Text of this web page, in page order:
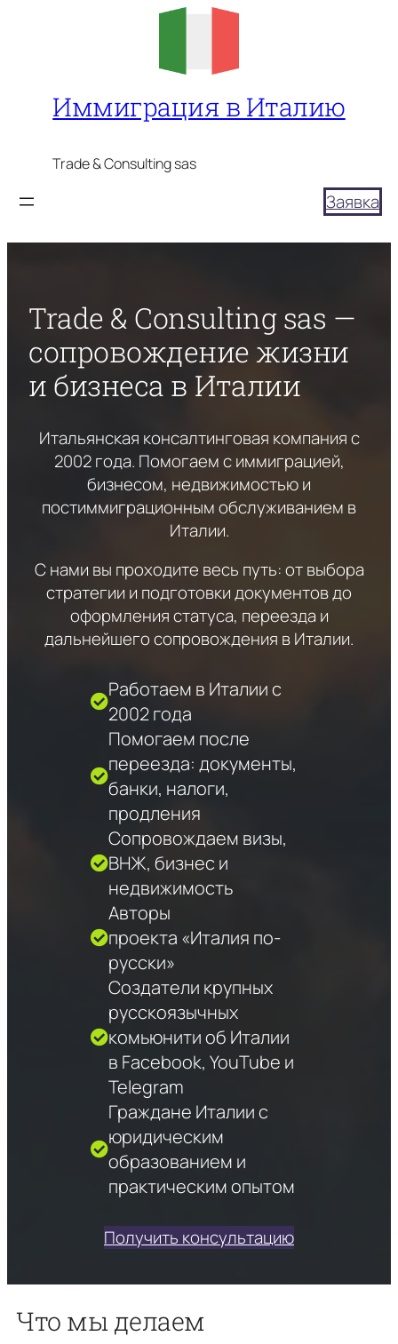
Иммиграция в Италию
Trade & Consulting sas
Заявка
Trade & Consulting sas —
сопровождение жизни
и бизнеса в Италии
Итальянская консалтинговая компания с
2002 года. Помогаем с иммиграцией,
бизнесом, недвижимостью и
постиммиграционным обслуживанием в
Италии.
С нами вы проходите весь путь: от выбора
стратегии и подготовки документов до
оформления статуса, переезда и
дальнейшего сопровождения в Италии.
Работаем в Италии с
2002 года
Помогаем после
переезда: документы,
банки, налоги,
продления
Сопровождаем визы,
ВНЖ, бизнес и
недвижимость
Авторы
проекта «Италия по-
русски»
Создатели крупных
русскоязычных
комьюнити об Италии
в Facebook, YouTube и
Telegram
Граждане Италии с
юридическим
образованием и
практическим опытом
Получить консультацию
Что мы делаем